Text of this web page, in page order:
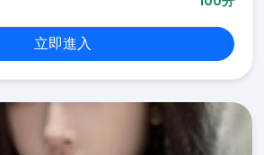
立即進入